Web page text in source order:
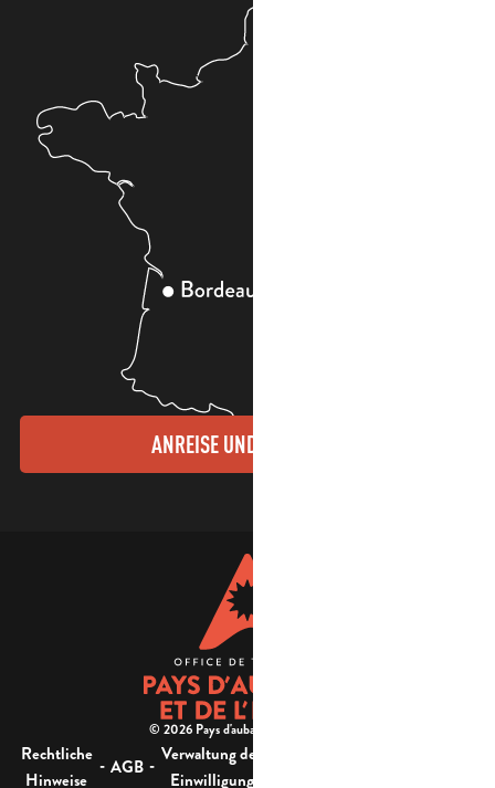
ANREISE UND KONTAKTE
© 2026 Pays d'aubagne et de l'étoile -
Rechtliche
Hinweise
- AGB - Verwaltung der
Einwilligung